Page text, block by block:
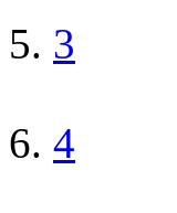
3
4